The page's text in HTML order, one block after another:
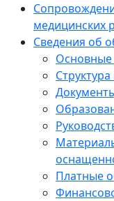
медицинских
Сведения об
Основные
Платные